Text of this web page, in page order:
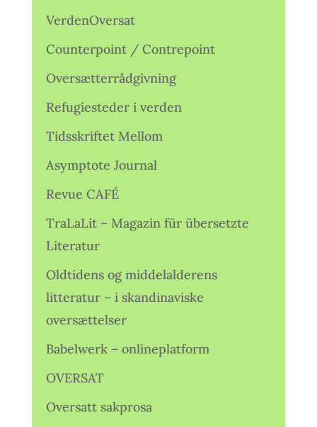
VerdenOversat
Counterpoint / Contrepoint
Oversætterrådgivning
Refugiesteder i verden
Tidsskriftet Mellom
Asymptote Journal
Revue CAFÉ
TraLaLit – Magazin für übersetzte
Literatur
Oldtidens og middelalderens
litteratur – i skandinaviske
oversættelser
Babelwerk – onlineplatform
OVERSAT
Oversatt sakprosa